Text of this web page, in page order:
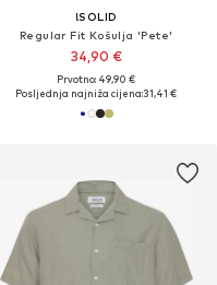
!SOLID
Regular Fit Košulja 'Pete'
34,90 €
Prvotno: 49,90 €
Posljednja najniža cijena:31,41 €